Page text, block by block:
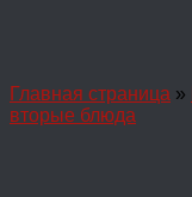
Главная страница »
вторые блюда